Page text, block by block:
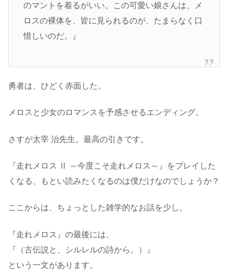
のマントを着るがいい。この可愛い娘さんは、メ
ロスの裸体を、皆に見られるのが、たまらなく口
惜しいのだ。』
勇者は、ひどく赤面した。
メロスと少女のロマンスを予感させるエンディング。
さすが太宰 治先生。最高の引きです。
『走れメロス Ⅱ ～今度こそ走れメロス～』をプレイした
くなる、もとい読みたくなるのは僕だけなのでしょうか？
ここからは、ちょっとした雑学的なお話を少し。
『走れメロス』の最後には、
『（古伝説と、シルレルの詩から。）』
という一文があります。